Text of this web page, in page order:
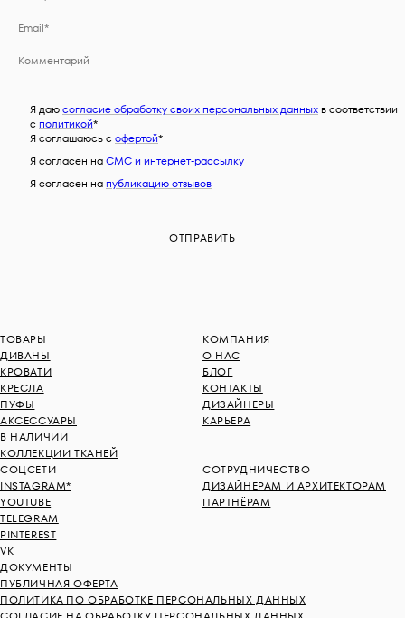
Я даюсогласие обработку своих персональных данныхв соответствии
сполитикой*
Я соглашаюсь cофертой*
Я согласен наСМС и интернет-рассылку
Я согласен напубликацию отзывов
ТОВАРЫ
ДИВАНЫ
КРОВАТИ
КРЕСЛА
ПУФЫ
АКСЕССУАРЫ
В НАЛИЧИИ
КОЛЛЕКЦИИ ТКАНЕЙ
КОМПАНИЯ
О НАС
БЛОГ
КОНТАКТЫ
ДИЗАЙНЕРЫ
КАРЬЕРА
СОЦСЕТИ
INSTAGRAM*
YOUTUBE
TELEGRAM
PINTEREST
VK
СОТРУДНИЧЕСТВО
ДИЗАЙНЕРАМ И АРХИТЕКТОРАМ
ПАРТНЁРАМ
ДОКУМЕНТЫ
ПУБЛИЧНАЯ ОФЕРТА
ПОЛИТИКА ПО ОБРАБОТКЕ ПЕРСОНАЛЬНЫХ ДАННЫХ